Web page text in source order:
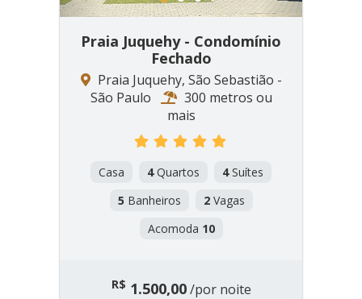
Praia Juquehy - Condomínio
Fechado
Praia Juquehy, São Sebastião -
São Paulo
300 metros ou
mais
Casa 4Quartos 4Suítes
5 Banheiros 2Vagas
Acomoda 10
R$ 1.500,00/por noite